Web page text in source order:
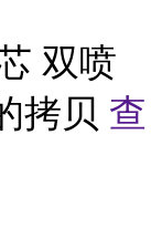
双喷
拷贝 查